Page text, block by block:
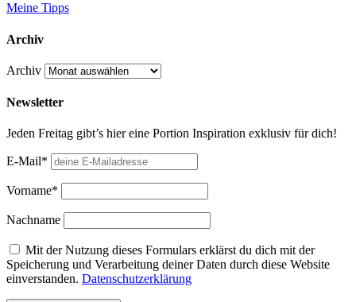
Meine Tipps
Archiv
Archiv
Newsletter
Jeden Freitag gibt’s hier eine Portion Inspiration exklusiv für dich!
E-Mail*
Vorname*
Nachname
Mit der Nutzung dieses Formulars erklärst du dich mit der
Speicherung und Verarbeitung deiner Daten durch diese Website
einverstanden. Datenschutzerklärung